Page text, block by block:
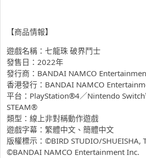
【商品情報】
遊戲名稱：七龍珠 破界鬥士
發售日：2022年
發行商：BANDAI NAMCO
香港發行：BANDAI NAMCO
平台：PlayStation®4／Nintendo
STEAM®
類型：線上非對稱動作遊戲
遊戲字幕：繁體中文、簡體中文
版權標示：©BIRD STUDIO/SHUEISHA,
©BANDAI NAMCO Entertainment Inc.